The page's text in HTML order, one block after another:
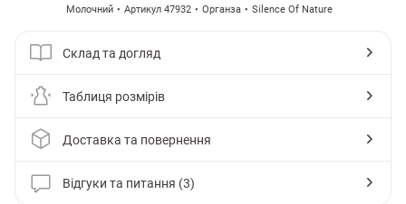
Молочний Артикул 47932 Органза Silence Of Nature
Склад та догляд
Таблиця розмірів
Доставка та повернення
Відгуки та питання (3)